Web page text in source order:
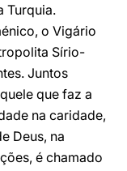
Turquia.
o Vigário
Sírio-
Juntos
que faz a
na caridade,
Deus, na
é chamado